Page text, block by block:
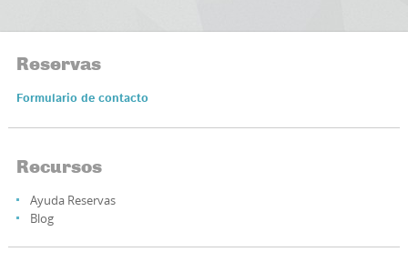
Reservas
Formulario de contacto
Recursos
Ayuda Reservas
Blog